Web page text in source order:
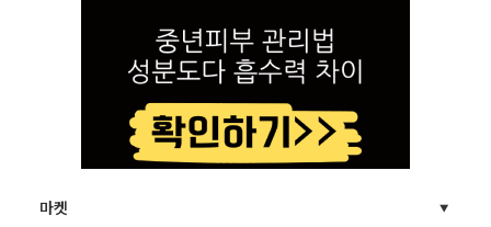
마켓